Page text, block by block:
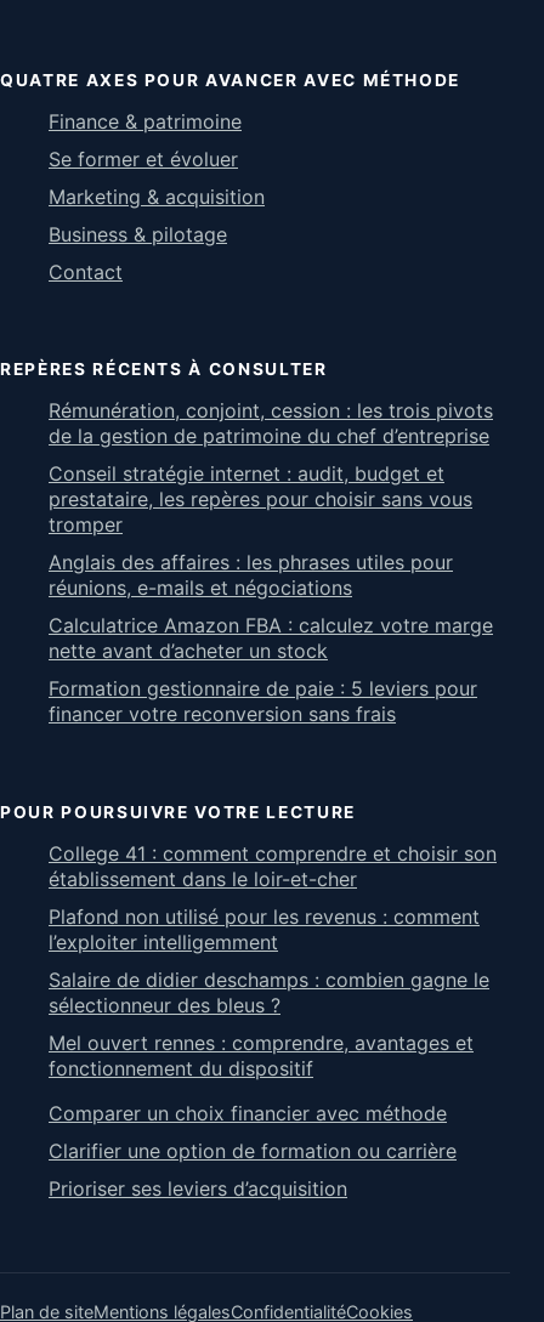
QUATRE AXES POUR AVANCER AVEC MÉTHODE
Finance & patrimoine
Se former et évoluer
Marketing & acquisition
Business & pilotage
Contact
REPÈRES RÉCENTS À CONSULTER
Rémunération, conjoint, cession : les trois pivots
de la gestion de patrimoine du chef d’entreprise
Conseil stratégie internet : audit, budget et
prestataire, les repères pour choisir sans vous
tromper
Anglais des affaires : les phrases utiles pour
réunions, e-mails et négociations
Calculatrice Amazon FBA : calculez votre marge
nette avant d’acheter un stock
Formation gestionnaire de paie : 5 leviers pour
financer votre reconversion sans frais
POUR POURSUIVRE VOTRE LECTURE
College 41 : comment comprendre et choisir son
établissement dans le loir-et-cher
Plafond non utilisé pour les revenus : comment
l’exploiter intelligemment
Salaire de didier deschamps : combien gagne le
sélectionneur des bleus ?
Mel ouvert rennes : comprendre, avantages et
fonctionnement du dispositif
Comparer un choix financier avec méthode
Clarifier une option de formation ou carrière
Prioriser ses leviers d’acquisition
Plan de siteMentions légalesConfidentialitéCookies